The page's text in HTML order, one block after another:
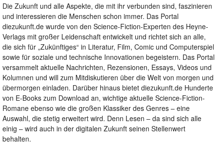
Die Zukunft und alle Aspekte, die mit ihr verbunden sind, faszinieren
und interessieren die Menschen schon immer. Das Portal
diezukunft.de wurde von den Science-Fiction-Experten des Heyne-
Verlags mit großer Leidenschaft entwickelt und richtet sich an alle,
die sich für „Zukünftiges“ in Literatur, Film, Comic und Computerspiel
sowie für soziale und technische Innovationen begeistern. Das Portal
versammelt aktuelle Nachrichten, Rezensionen, Essays, Videos und
Kolumnen und will zum Mitdiskutieren über die Welt von morgen und
übermorgen einladen. Darüber hinaus bietet diezukunft.de Hunderte
von E-Books zum Download an, wichtige aktuelle Science-Fiction-
Romane ebenso wie die großen Klassiker des Genres – eine
Auswahl, die stetig erweitert wird. Denn Lesen – da sind sich alle
einig – wird auch in der digitalen Zukunft seinen Stellenwert
behalten.